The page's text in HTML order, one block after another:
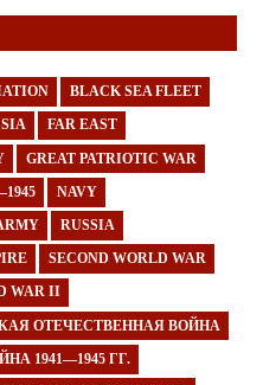
BLACK SEA FLEET
FAR EAST
GREAT PATRIOTIC WAR
NAVY
RUSSIA
SECOND WORLD WAR
WAR II
ОТЕЧЕСТВЕННАЯ ВОЙНА
1941—1945 ГГ.